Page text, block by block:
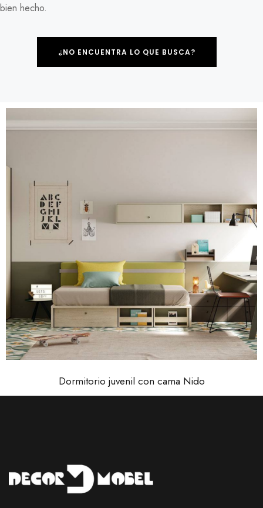
bien hecho.
¿NO ENCUENTRA LO QUE BUSCA?
Dormitorio juvenil con cama Nido